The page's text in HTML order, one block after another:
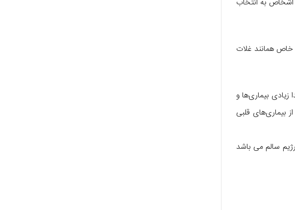
خاص همانند غلات
بیماری‌ها و
می‌کند و از بیماری‌های قلبی
سالم می باشد